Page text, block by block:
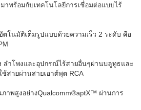
มาพร้อมกับเทคโนโลยีการเชื่อมต่อแบบไร้
โนมัติเต็มรูปแบบด้วยความเร็ว 2 ระดับ คือ
ลำโพงและอุปกรณ์ไร้สายอื่นๆผ่านบลูทูธและ
สายผ่านสายเอาต์พุต RCA
าพสูงอย่างQualcomm®aptX™ ผ่านการ